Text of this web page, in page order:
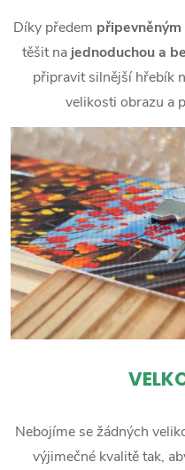
Díky předem
těšit na jednoduchou a
připravit silnější hřebík
velikosti obrazu a
Nebojíme se žádných
výjimečné kvalitě tak,